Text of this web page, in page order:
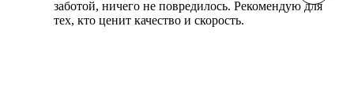
заботой, ничего не повредилось. Рекомендую для
тех, кто ценит качество и скорость.